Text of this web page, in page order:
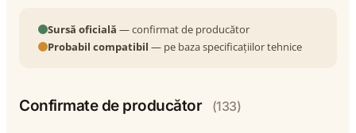
Sursă oficială — confirmat de producător
Probabil compatibil — pe baza specificațiilor tehnice
Confirmate de producător (133)